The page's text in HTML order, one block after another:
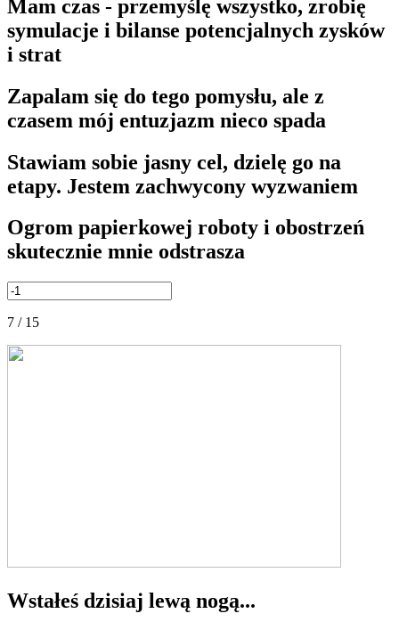
Mam czas - przemyślę wszystko, zrobię
symulacje i bilanse potencjalnych zysków
i strat
Zapalam się do tego pomysłu, ale z
czasem mój entuzjazm nieco spada
Stawiam sobie jasny cel, dzielę go na
etapy. Jestem zachwycony wyzwaniem
Ogrom papierkowej roboty i obostrzeń
skutecznie mnie odstrasza
7 / 15
Wstałeś dzisiaj lewą nogą...